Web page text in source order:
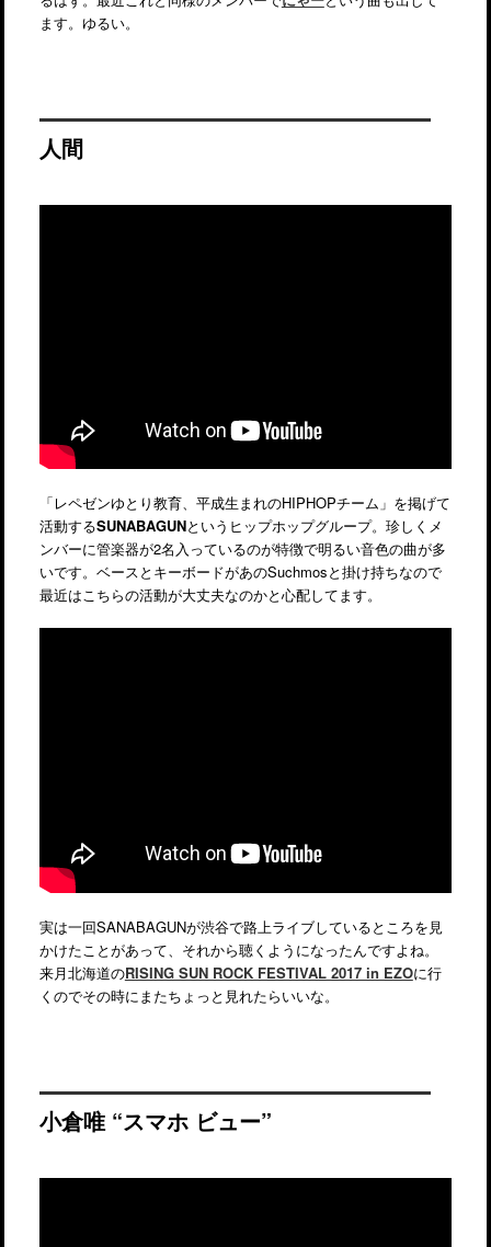
ます。ゆるい。
人間
「レペゼンゆとり教育、平成生まれのHIPHOPチーム」を掲げて
活動するSUNABAGUNというヒップホップグループ。珍しくメ
ンバーに管楽器が2名入っているのが特徴で明るい音色の曲が多
いです。ベースとキーボードがあのSuchmosと掛け持ちなので
最近はこちらの活動が大丈夫なのかと心配してます。
実は一回SANABAGUNが渋谷で路上ライブしているところを見
かけたことがあって、それから聴くようになったんですよね。
来月北海道のRISING SUN ROCK FESTIVAL 2017 in EZOに行
くのでその時にまたちょっと見れたらいいな。
小倉唯 “スマホ ビュー”